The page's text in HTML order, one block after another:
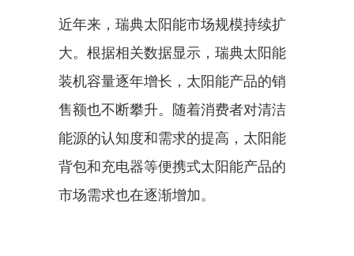
近年来，瑞典太阳能市场规模持续扩
大。根据相关数据显示，瑞典太阳能
装机容量逐年增长，太阳能产品的销
售额也不断攀升。随着消费者对清洁
能源的认知度和需求的提高，太阳能
背包和充电器等便携式太阳能产品的
市场需求也在逐渐增加。